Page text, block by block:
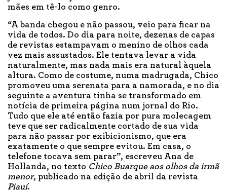
mães em tê-lo como genro.
“A banda chegou e não passou, veio para ficar na
vida de todos. Do dia para noite, dezenas de capas
de revistas estampavam o menino de olhos cada
vez mais assustados. Ele tentava levar a vida
naturalmente, mas nada mais era natural àquela
altura. Como de costume, numa madrugada, Chico
promoveu uma serenata para a namorada, e no dia
seguinte a aventura tinha se transformado em
notícia de primeira página num jornal do Rio.
Tudo que ele até então fazia por pura molecagem
teve que ser radicalmente cortado de sua vida
para não passar por exibicionismo, que era
exatamente o que sempre evitou. Em casa, o
telefone tocava sem parar”, escreveu Ana de
Hollanda, no texto Chico Buarque aos olhos da irmã
menor, publicado na edição de abril da revista
Piauí.